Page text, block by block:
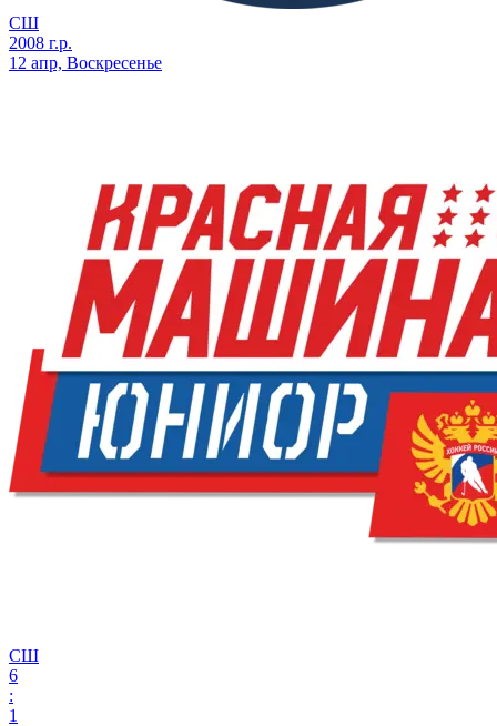
СШ
2008 г.р.
12 апр, Воскресенье
СШ
6
:
1